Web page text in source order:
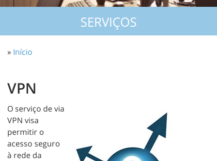
SERVIÇOS
» Início
VPN
O serviço de via
VPN visa
permitir o
acesso seguro
à rede da